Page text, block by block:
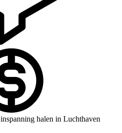
halen in Luchthaven